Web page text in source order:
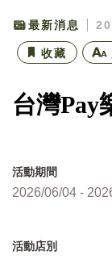
最新消息
收藏
台灣Pay
活動期間
2026/06/04 -
活動店別